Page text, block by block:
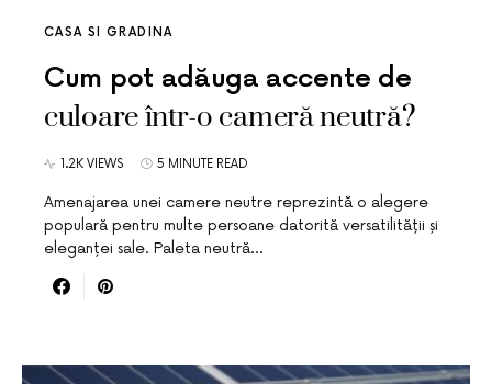
CASA SI GRADINA
Cum pot adăuga accente de
culoare într-o cameră neutră?
1.2K VIEWS 5 MINUTE READ
Amenajarea unei camere neutre reprezintă o alegere
populară pentru multe persoane datorită versatilității și
eleganței sale. Paleta neutră…